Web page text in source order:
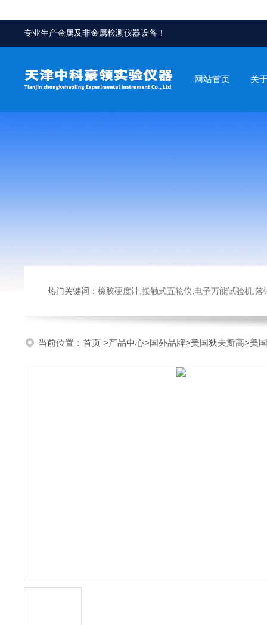
专业生产金属及非金属检测仪器设备！
网站首页 关
热门关键词： 橡胶硬度计,接触式五轮仪,电子万能试验机,落锤冲击试验机,数显
当前位置： 首页 >产品中心>国外品牌>美国狄夫斯高>美